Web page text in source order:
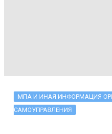
МПА И ИНАЯ ИНФОРМАЦИЯ
САМОУПРАВЛЕНИЯ